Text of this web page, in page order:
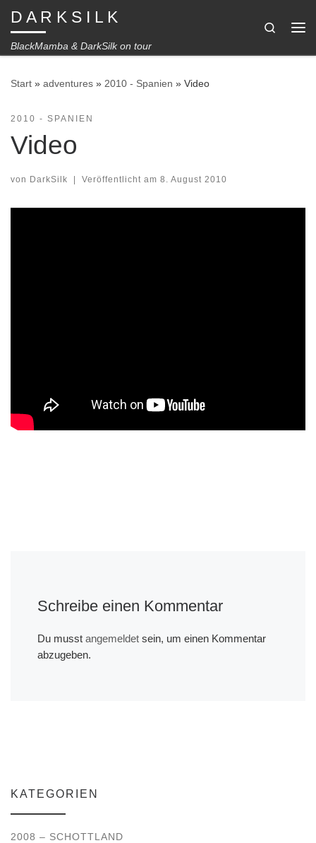
Zum Inhalt springen
D A R K S I L K
BlackMamba & DarkSilk on tour
Search
Start » adventures » 2010 - Spanien » Video
2010 - SPANIEN
Video
von DarkSilk Veröffentlicht am 8. August 2010
Schreibe einen Kommentar
Du musst angemeldetsein, um einen Kommentar
abzugeben.
KATEGORIEN
2008 – SCHOTTLAND